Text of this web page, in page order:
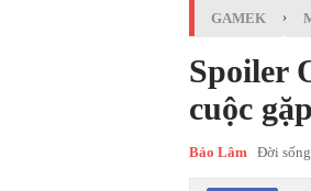
GAMEK ›
Spoiler
cuộc
Bảo Lâm Đời